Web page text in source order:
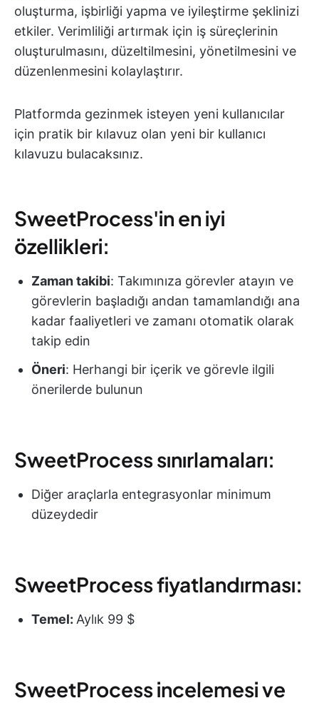
oluşturma, işbirliği yapma ve iyileştirme şeklinizi
etkiler. Verimliliği artırmak için iş süreçlerinin
oluşturulmasını, düzeltilmesini, yönetilmesini ve
düzenlenmesini kolaylaştırır.
Platformda gezinmek isteyen yeni kullanıcılar
için pratik bir kılavuz olan yeni bir kullanıcı
kılavuzu bulacaksınız.
SweetProcess'in en iyi
özellikleri:
Zaman takibi: Takımınıza görevler atayın ve
görevlerin başladığı andan tamamlandığı ana
kadar faaliyetleri ve zamanı otomatik olarak
takip edin
Öneri: Herhangi bir içerik ve görevle ilgili
önerilerde bulunun
SweetProcess sınırlamaları:
Diğer araçlarla entegrasyonlar minimum
düzeydedir
SweetProcess fiyatlandırması:
Temel: Aylık 99 $
SweetProcess incelemesi ve